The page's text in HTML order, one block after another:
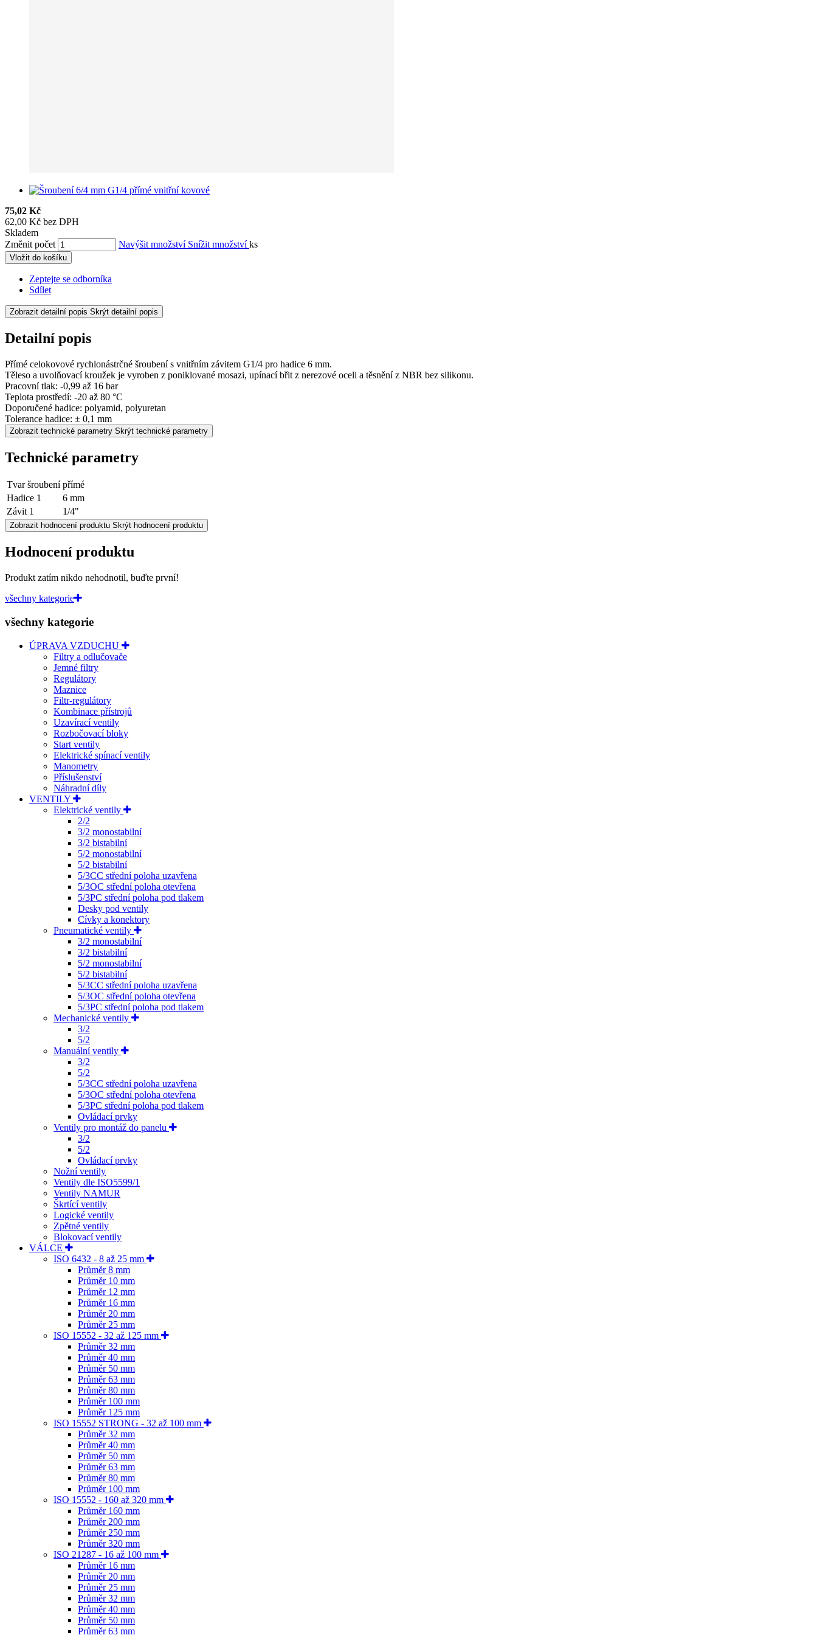
75,02 Kč
62,00 Kč bez DPH
Skladem
Změnit počet
Navýšit množství Snížit množstvíks
Vložit do košíku
Zeptejte se odborníka
Sdílet
Zobrazit detailní popis Skrýt detailní popis
Detailní popis
Přímé celokovové rychlonástrčné šroubení s vnitřním závitem G1/4 pro hadice 6 mm.
Těleso a uvolňovací kroužek je vyroben z poniklované mosazi, upínací břit z nerezové oceli a těsnění z NBR bez silikonu.
Pracovní tlak: -0,99 až 16 bar
Teplota prostředí: -20 až 80 °C
Doporučené hadice: polyamid, polyuretan
Tolerance hadice: ± 0,1 mm
Zobrazit technické parametry Skrýt technické parametry
Technické parametry
Tvar šroubení přímé
Hadice 1
6 mm
Závit 1
1/4"
Zobrazit hodnocení produktu Skrýt hodnocení produktu
Hodnocení produktu
Produkt zatím nikdo nehodnotil, buďte první!
všechny kategorie
všechny kategorie
ÚPRAVA VZDUCHU
Filtry a odlučovače
Jemné filtry
Regulátory
Maznice
Filtr-regulátory
Kombinace přístrojů
Uzavírací ventily
Rozbočovací bloky
Start ventily
Elektrické spínací ventily
Manometry
Příslušenství
Náhradní díly
VENTILY
Elektrické ventily
2/2
3/2 monostabilní
3/2 bistabilní
5/2 monostabilní
5/2 bistabilní
5/3CC střední poloha uzavřena
5/3OC střední poloha otevřena
5/3PC střední poloha pod tlakem
Desky pod ventily
Cívky a konektory
Pneumatické ventily
3/2 monostabilní
3/2 bistabilní
5/2 monostabilní
5/2 bistabilní
5/3CC střední poloha uzavřena
5/3OC střední poloha otevřena
5/3PC střední poloha pod tlakem
Mechanické ventily
3/2
5/2
Manuální ventily
3/2
5/2
5/3CC střední poloha uzavřena
5/3OC střední poloha otevřena
5/3PC střední poloha pod tlakem
Ovládací prvky
Ventily pro montáž do panelu
3/2
5/2
Ovládací prvky
Nožní ventily
Ventily dle ISO5599/1
Ventily NAMUR
Škrtící ventily
Logické ventily
Zpětné ventily
Blokovací ventily
VÁLCE
ISO 6432 - 8 až 25 mm
Průměr 8 mm
Průměr 10 mm
Průměr 12 mm
Průměr 16 mm
Průměr 20 mm
Průměr 25 mm
ISO 15552 - 32 až 125 mm
Průměr 32 mm
Průměr 40 mm
Průměr 50 mm
Průměr 63 mm
Průměr 80 mm
Průměr 100 mm
Průměr 125 mm
ISO 15552 STRONG - 32 až 100 mm
Průměr 32 mm
Průměr 40 mm
Průměr 50 mm
Průměr 63 mm
Průměr 80 mm
Průměr 100 mm
ISO 15552 - 160 až 320 mm
Průměr 160 mm
Průměr 200 mm
Průměr 250 mm
Průměr 320 mm
ISO 21287 - 16 až 100 mm
Průměr 16 mm
Průměr 20 mm
Průměr 25 mm
Průměr 32 mm
Průměr 40 mm
Průměr 50 mm
Průměr 63 mm